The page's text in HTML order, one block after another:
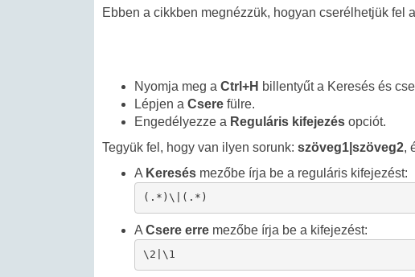
Ebben a cikkben megnézzük, hogyan cserélhetjük fel
Nyomja meg a Ctrl+H billentyűt a Keresés és
Lépjen a Csere fülre.
Engedélyezze a Reguláris kifejezés opciót.
Tegyük fel, hogy van ilyen sorunk: szöveg1|szöveg2,
A Keresés mezőbe írja be a reguláris kifejezést:
(.*)\|(.*)
A Csere erre mezőbe írja be a kifejezést:
\2|\1